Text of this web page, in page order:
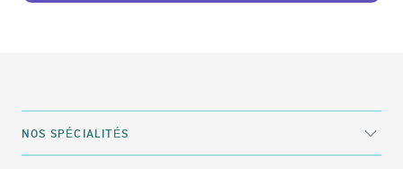
NOS SPÉCIALITÉS